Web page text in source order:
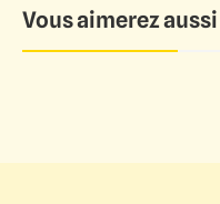
Vous aimerez aussi